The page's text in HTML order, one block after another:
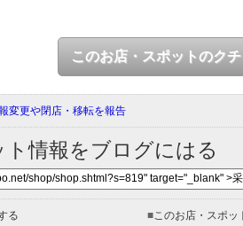
このお店・スポットのク
変更や閉店・移転を報告
ト情報をブログにはる
る ■ このお店・スポ